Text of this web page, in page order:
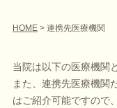
HOME> 連携先医療機関
当院は以下の医療機関
また、連携先医療機関
はご紹介可能ですので